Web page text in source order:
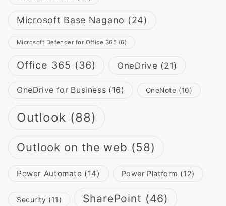
Microsoft Base Nagano (24)
Microsoft Defender for Office 365 (6)
Office 365 (36) OneDrive (21)
OneDrive for Business (16) OneNote (10)
Outlook (88)
Outlook on the web (58)
Power Automate (14) Power Platform (12)
Security (11) SharePoint (46)